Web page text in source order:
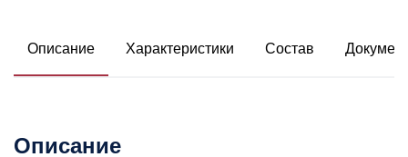
Описание Характеристики Состав
Описание